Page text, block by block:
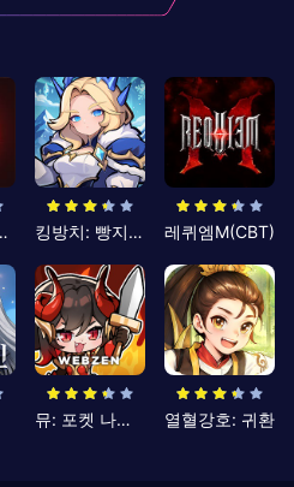
래식 킹방치: 빵지의 제왕 레퀴엠M(CBT)
뮤: 포켓 나이츠 열혈강호: 귀환